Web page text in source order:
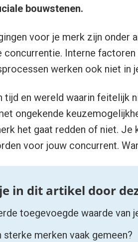
bouwstenen.
voor je merk zijn onder
concurrentie. Interne
werken ook niet in
tijd en wereld waarin feitelijk
ongekende
het gaat redden of niet. Je
voor jouw concurrent.
toegevoegde waarde van
sterke merken vaak gemeen?